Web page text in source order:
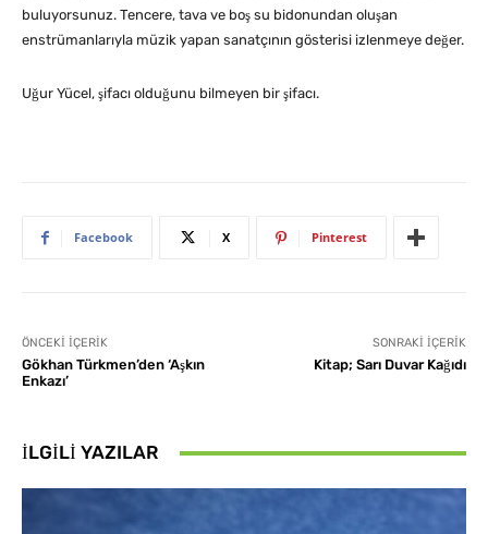
buluyorsunuz. Tencere, tava ve boş su bidonundan oluşan
enstrümanlarıyla müzik yapan sanatçının gösterisi izlenmeye değer.
Uğur Yücel, şifacı olduğunu bilmeyen bir şifacı.
Facebook X Pinterest
ÖNCEKI İÇERIK
Gökhan Türkmen’den ‘Aşkın
Enkazı’
SONRAKI İÇERIK
Kitap; Sarı Duvar Kağıdı
İLGILI YAZILAR